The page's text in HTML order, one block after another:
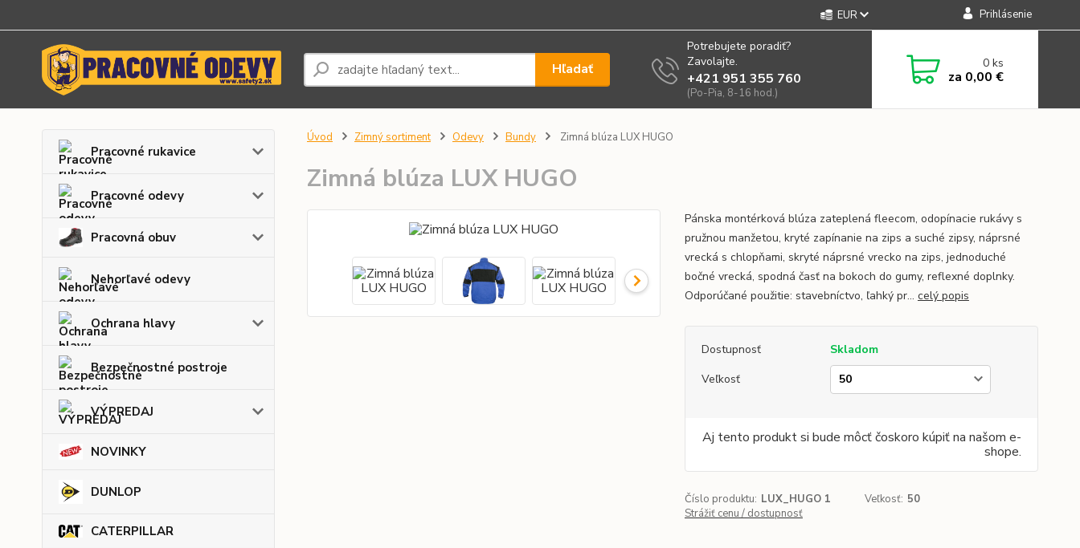
EUR Prihlásenie
Hľadať
Potrebujete poradiť?
Zavolajte.
+421 951 355 760
(Po-Pia, 8-16 hod.)
0ks
za 0,00 €
Pracovné rukavice
Pracovné odevy
Pracovná obuv
Nehorľavé odevy
Ochrana hlavy
Bezpečnostné postroje
VÝPREDAJ
NOVINKY
DUNLOP
CATERPILLAR
Úvod Zimný sortiment Odevy Bundy Zimná blúza LUX HUGO
Zimná blúza LUX HUGO
Pánska montérková blúza zateplená fleecom, odopínacie rukávy s
pružnou manžetou, kryté zapínanie na zips a suché zipsy, náprsné
vrecká s chlopňami, skryté náprsné vrecko na zips, jednoduché
bočné vrecká, spodná časť na bokoch do gumy, reflexné doplnky.
Odporúčané použitie: stavebníctvo, ľahký pr... celý popis
Dostupnosť
Skladom
Veľkosť
Aj tento produkt si bude môcť čoskoro kúpiť na našom e-
shope.
Číslo produktu: LUX_HUGO 1 Veľkosť: 50
Strážiť cenu / dostupnosť